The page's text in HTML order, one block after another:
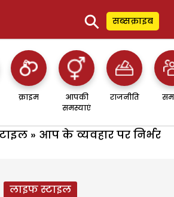
⚲ सब्सक्राइब
क्राइम
आपकी
समस्याएं
राजनीति
» आप के व्यवहार पर निर्भर
लाइफ स्टाइल